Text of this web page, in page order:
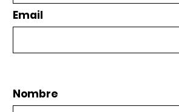
Email
Nombre